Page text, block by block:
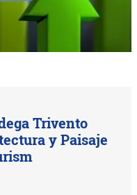
Trivento
y Paisaje